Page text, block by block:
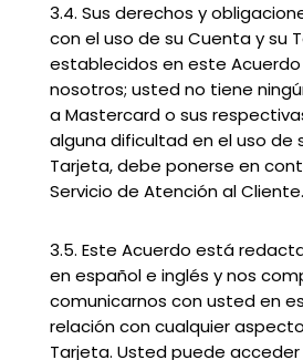
3.4. Sus derechos y
con el uso de su Cuenta y su
establecidos en este
nosotros; usted no tiene
a Mastercard o sus
alguna dificultad en el uso de
Tarjeta, debe ponerse en
Servicio de Atención al Cliente.
3.5. Este Acuerdo está
en español e inglés y nos
comunicarnos con usted en
relación con cualquier
Tarjeta. Usted puede